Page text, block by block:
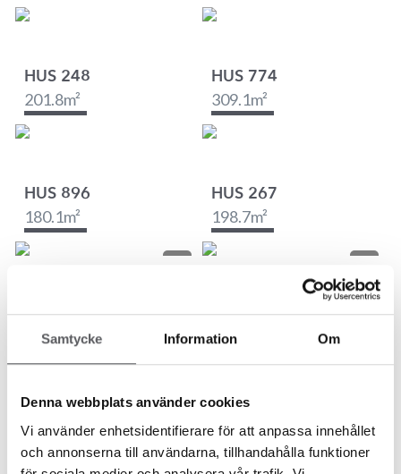
Samtycke Information Om
Denna webbplats använder cookies
Vi använder enhetsidentifierare för att anpassa innehållet
och annonserna till användarna, tillhandahålla funktioner
HUS 248
201.8m²
HUS 774
309.1m²
HUS 896
180.1m²
HUS 267
198.7m²
HUS 1801
318.2m²
HUS 95
223.4
HUS 962
198m²
HUS 10
314.7m²